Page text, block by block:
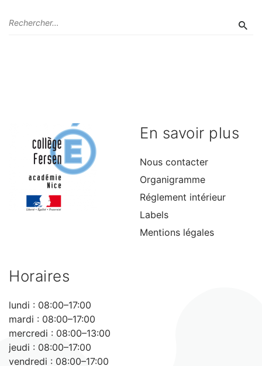
En savoir plus
Nous contacter
Organigramme
Réglement intérieur
Labels
Mentions légales
Horaires
lundi : 08:00–17:00
mardi : 08:00–17:00
mercredi : 08:00–13:00
jeudi : 08:00–17:00
vendredi : 08:00–17:00